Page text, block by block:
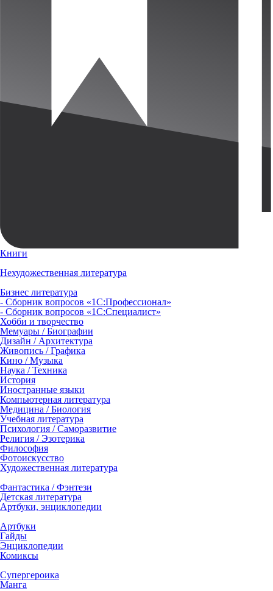
Книги
Нехудожественная литература
Бизнес литература
- Сборник вопросов «1С:Профессионал»
- Сборник вопросов «1С:Специалист»
Хобби и творчество
Мемуары / Биографии
Дизайн / Архитектура
Живопись / Графика
Кино / Музыка
Наука / Техника
История
Иностранные языки
Компьютерная литература
Медицина / Биология
Учебная литература
Психология / Саморазвитие
Религия / Эзотерика
Философия
Фотоискусство
Художественная литература
Фантастика / Фэнтези
Детская литература
Артбуки, энциклопедии
Артбуки
Гайды
Энциклопедии
Комиксы
Супергероика
Манга